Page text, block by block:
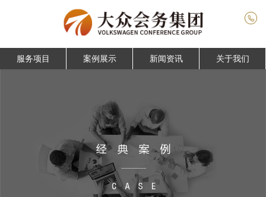
服务项目 案例展示 新闻资讯 关于我们